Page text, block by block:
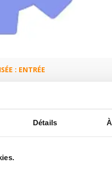
Détails
: ENTRÉE